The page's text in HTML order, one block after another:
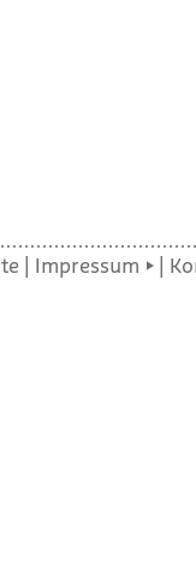
| Impressum